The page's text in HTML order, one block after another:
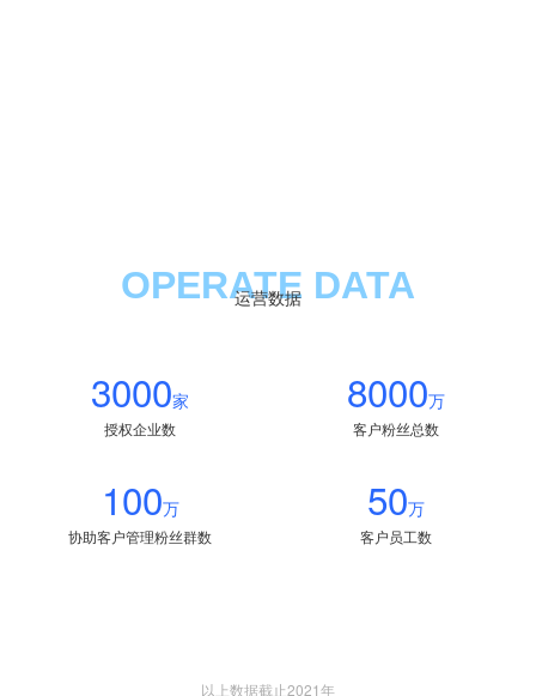
OPERATE DATA
运营数据
3000家
授权企业数
8000万
客户粉丝总数
100万
协助客户管理粉丝群数
50万
客户员工数
以上数据截止2021年